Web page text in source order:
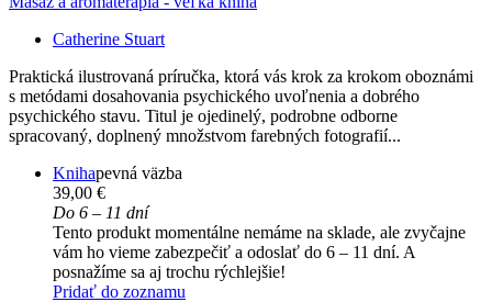
Catherine Stuart
Praktická ilustrovaná príručka, ktorá vás krok za krokom oboznámi
s metódami dosahovania psychického uvoľnenia a dobrého
psychického stavu. Titul je ojedinelý, podrobne odborne
spracovaný, doplnený množstvom farebných fotografií...
Knihapevná väzba
39,00 €
Do 6 – 11 dní
Tento produkt momentálne nemáme na sklade, ale zvyčajne
vám ho vieme zabezpečiť a odoslať do 6 – 11 dní. A
posnažíme sa aj trochu rýchlejšie!
Pridať do zoznamu